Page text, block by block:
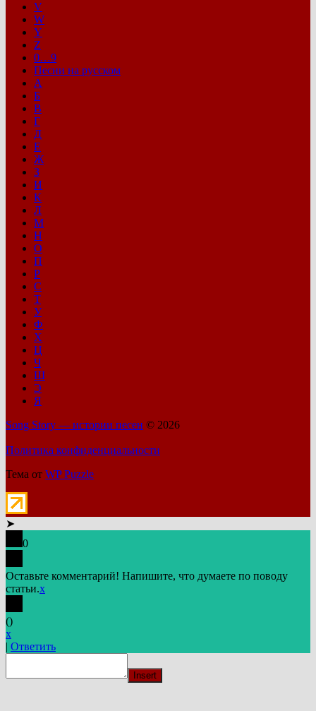
V
W
Y
Z
0…9
Песни на русском
А
Б
В
Г
Д
Е
Ж
З
И
К
Л
М
Н
О
П
Р
С
Т
У
Ф
Х
Ц
Ч
Ш
Э
Я
Song Story — истории песен © 2026
Политика конфиденциальности
Тема от WP Puzzle
➤
0
Оставьте комментарий! Напишите, что думаете по поводу
статьи.x
()
x
| Ответить
Insert